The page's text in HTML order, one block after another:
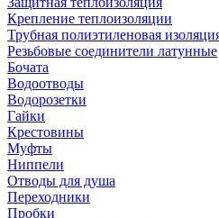
Крепление теплоизоляции
Трубная полиэтиленовая
Резьбовые соединители латунные
Бочата
Водоотводы
Водорозетки
Гайки
Крестовины
Муфты
Ниппели
Отводы для душа
Переходники
Пробки